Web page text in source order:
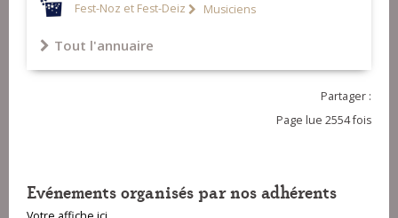
Fest-Noz et Fest-Deiz Musiciens
Tout l'annuaire
Partager :
Page lue 2554 fois
Evénements organisés par nos adhérents